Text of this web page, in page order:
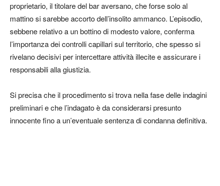
proprietario, il titolare del bar aversano, che forse solo al
mattino si sarebbe accorto dell’insolito ammanco. L’episodio,
sebbene relativo a un bottino di modesto valore, conferma
l’importanza dei controlli capillari sul territorio, che spesso si
rivelano decisivi per intercettare attività illecite e assicurare i
responsabili alla giustizia.
Si precisa che il procedimento si trova nella fase delle indagini
preliminari e che l’indagato è da considerarsi presunto
innocente fino a un’eventuale sentenza di condanna definitiva.